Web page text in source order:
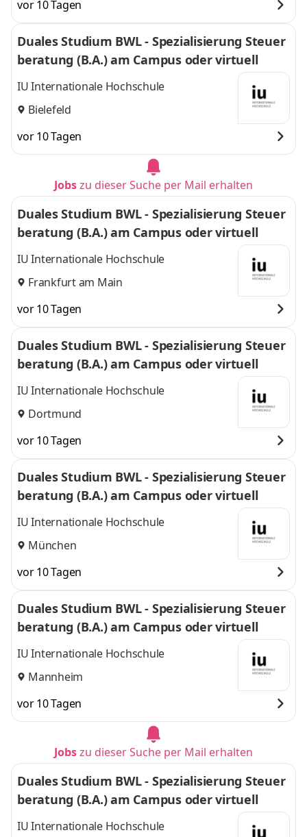
vor 10 Tagen
Duales Studium BWL - Spezialisierung Steuer
beratung (B.A.) am Campus oder virtuell
IU Internationale Hochschule
Bielefeld
vor 10 Tagen
Jobszu dieser Suche per Mail erhalten
Duales Studium BWL - Spezialisierung Steuer
beratung (B.A.) am Campus oder virtuell
IU Internationale Hochschule
Frankfurt am Main
vor 10 Tagen
Duales Studium BWL - Spezialisierung Steuer
beratung (B.A.) am Campus oder virtuell
IU Internationale Hochschule
Dortmund
vor 10 Tagen
Duales Studium BWL - Spezialisierung Steuer
beratung (B.A.) am Campus oder virtuell
IU Internationale Hochschule
München
vor 10 Tagen
Duales Studium BWL - Spezialisierung Steuer
beratung (B.A.) am Campus oder virtuell
IU Internationale Hochschule
Mannheim
vor 10 Tagen
Jobszu dieser Suche per Mail erhalten
Duales Studium BWL - Spezialisierung Steuer
beratung (B.A.) am Campus oder virtuell
IU Internationale Hochschule